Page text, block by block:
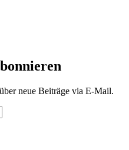
neue Beiträge via E-Mail.